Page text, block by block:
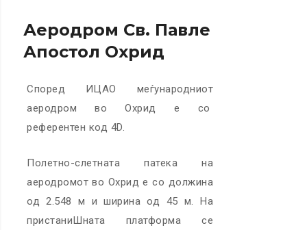
Аеродром Св. Павле
Апостол Охрид
Според ИЦАО меѓународниот
аеродром во Охрид е со
референтен код 4D.
Полетно-слетната патека на
аеродромот во Охрид е со должина
од 2.548 м и ширина од 45 м. На
пристаниШната платформа се